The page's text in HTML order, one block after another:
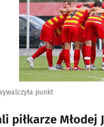
punkt
piłkarze Młodej